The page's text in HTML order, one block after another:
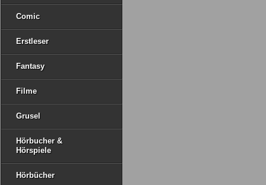
Comic
Erstleser
Fantasy
Filme
Grusel
Hörbucher &
Hörspiele
Hörbücher